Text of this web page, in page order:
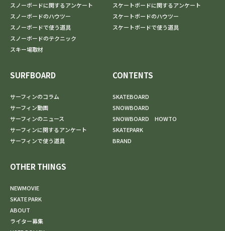
スノーボードに関するアンケート
スノーボードのハウツー
スノーボードで使う道具
スノーボードのテクニック
スキー場取材
スケートボードに関するアンケート
スケートボードのハウツー
スケートボードで使う道具
SURFBOARD
サーフィンのコラム
サーフィン動画
サーフィンのニュース
サーフィンに関するアンケート
サーフィンで使う道具
CONTENTS
SKATEBOARD
SNOWBOARD
SNOWBOARD HOWTO
SKATEPARK
BRAND
OTHER THINGS
NEWMOVIE
SKATE PARK
ABOUT
ライター募集